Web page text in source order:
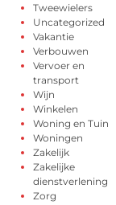
Tweewielers
Uncategorized
Vakantie
Verbouwen
Vervoer en
transport
Wijn
Winkelen
Woning en Tuin
Woningen
Zakelijk
Zakelijke
dienstverlening
Zorg